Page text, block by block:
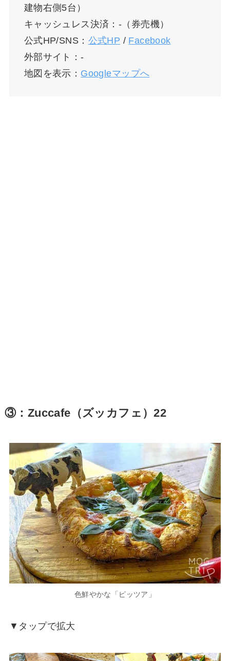
建物右側5台）
キャッシュレス決済：-（券売機）
公式HP/SNS： 公式HP / Facebook
外部サイト：-
地図を表示： Googleマップへ
③：Zuccafe（ズッカフェ）22
色鮮やかな「ピッツア」
▼タップで拡大